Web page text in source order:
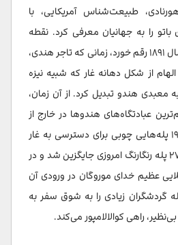
ویلیام هورنادی، طبیعت‌شناس آمریکایی، با
را به جهانیان معرفی کرد. نقطه
عطف تاریخ این مکان در سال ۱۸۹۱ رقم خورد، زمانی که تاجر هندی،
از شکل دهانه غار که شبیه نیزه
معبدی هندو تبدیل کرد. از آن زمان،
عبادتگاه‌های هندوها در خارج از
هند بدل شد. در دهه ۱۹۲۰ پله‌هایی چوبی برای دسترسی به غار
ساخته شد که بعدها با ۲۷۲ پله رنگارنگ امروزی جایگزین شد و در
طلایی عظیم خدای موروگان در ورودی آن
گردشگران زیادی را به شوق سفر به
راهی کوالالامپور می‌کند.